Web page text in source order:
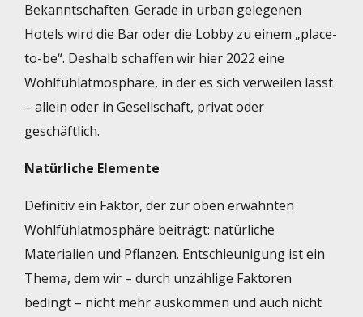
Bekanntschaften. Gerade in urban gelegenen
Hotels wird die Bar oder die Lobby zu einem „place-
to-be“. Deshalb schaffen wir hier 2022 eine
Wohlfühlatmosphäre, in der es sich verweilen lässt
– allein oder in Gesellschaft, privat oder
geschäftlich.
Natürliche Elemente
Definitiv ein Faktor, der zur oben erwähnten
Wohlfühlatmosphäre beiträgt: natürliche
Materialien und Pflanzen. Entschleunigung ist ein
Thema, dem wir – durch unzählige Faktoren
bedingt – nicht mehr auskommen und auch nicht